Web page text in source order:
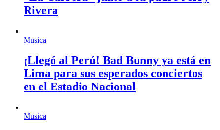
Rivera
Musica
¡Llegó al Perú! Bad Bunny ya está en
Lima para sus esperados conciertos
en el Estadio Nacional
Musica